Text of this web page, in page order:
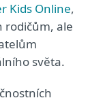
Kids Online,
rodičům, ale
světa.